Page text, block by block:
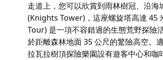
走道上，您可以欣賞到雨林樹冠、沿
(Knights Tower)，這座螺旋塔高達 45
Tour) 是一項不容錯過的生態荒野探險
於距離森林地面 35 公尺的驚險高空。
拉瓦拉樹頂探險樂園設有遊客中心和